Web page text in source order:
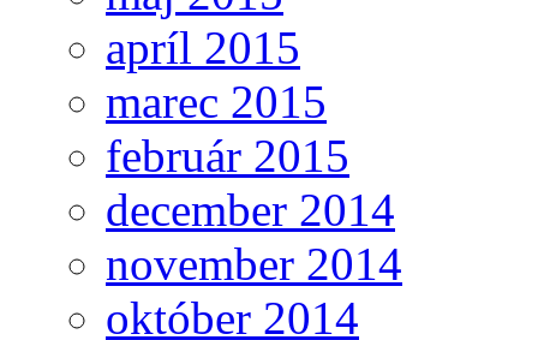
apríl 2015
marec 2015
február 2015
december 2014
november 2014
október 2014